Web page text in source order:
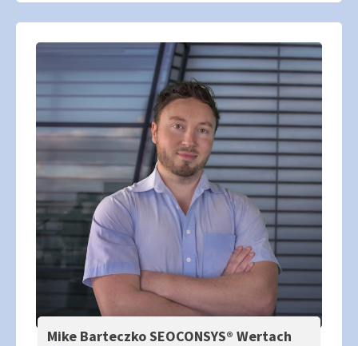
Mike Barteczko SEOCONSYS® Wertach